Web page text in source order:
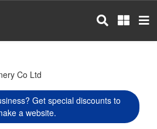
Co Ltd
Get special discounts to
a website.